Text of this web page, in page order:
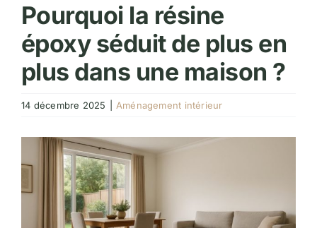
Pourquoi la résine
époxy séduit de plus en
plus dans une maison ?
14 décembre 2025 Aménagement intérieur